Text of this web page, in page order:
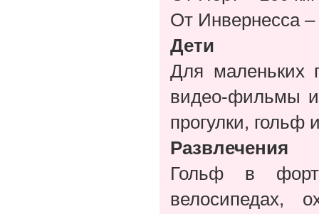
От Инвернесса
Дети
Для маленьких
видео-фильмы и
прогулки, гольф
Развлечения
Гольф в
велосипедах,